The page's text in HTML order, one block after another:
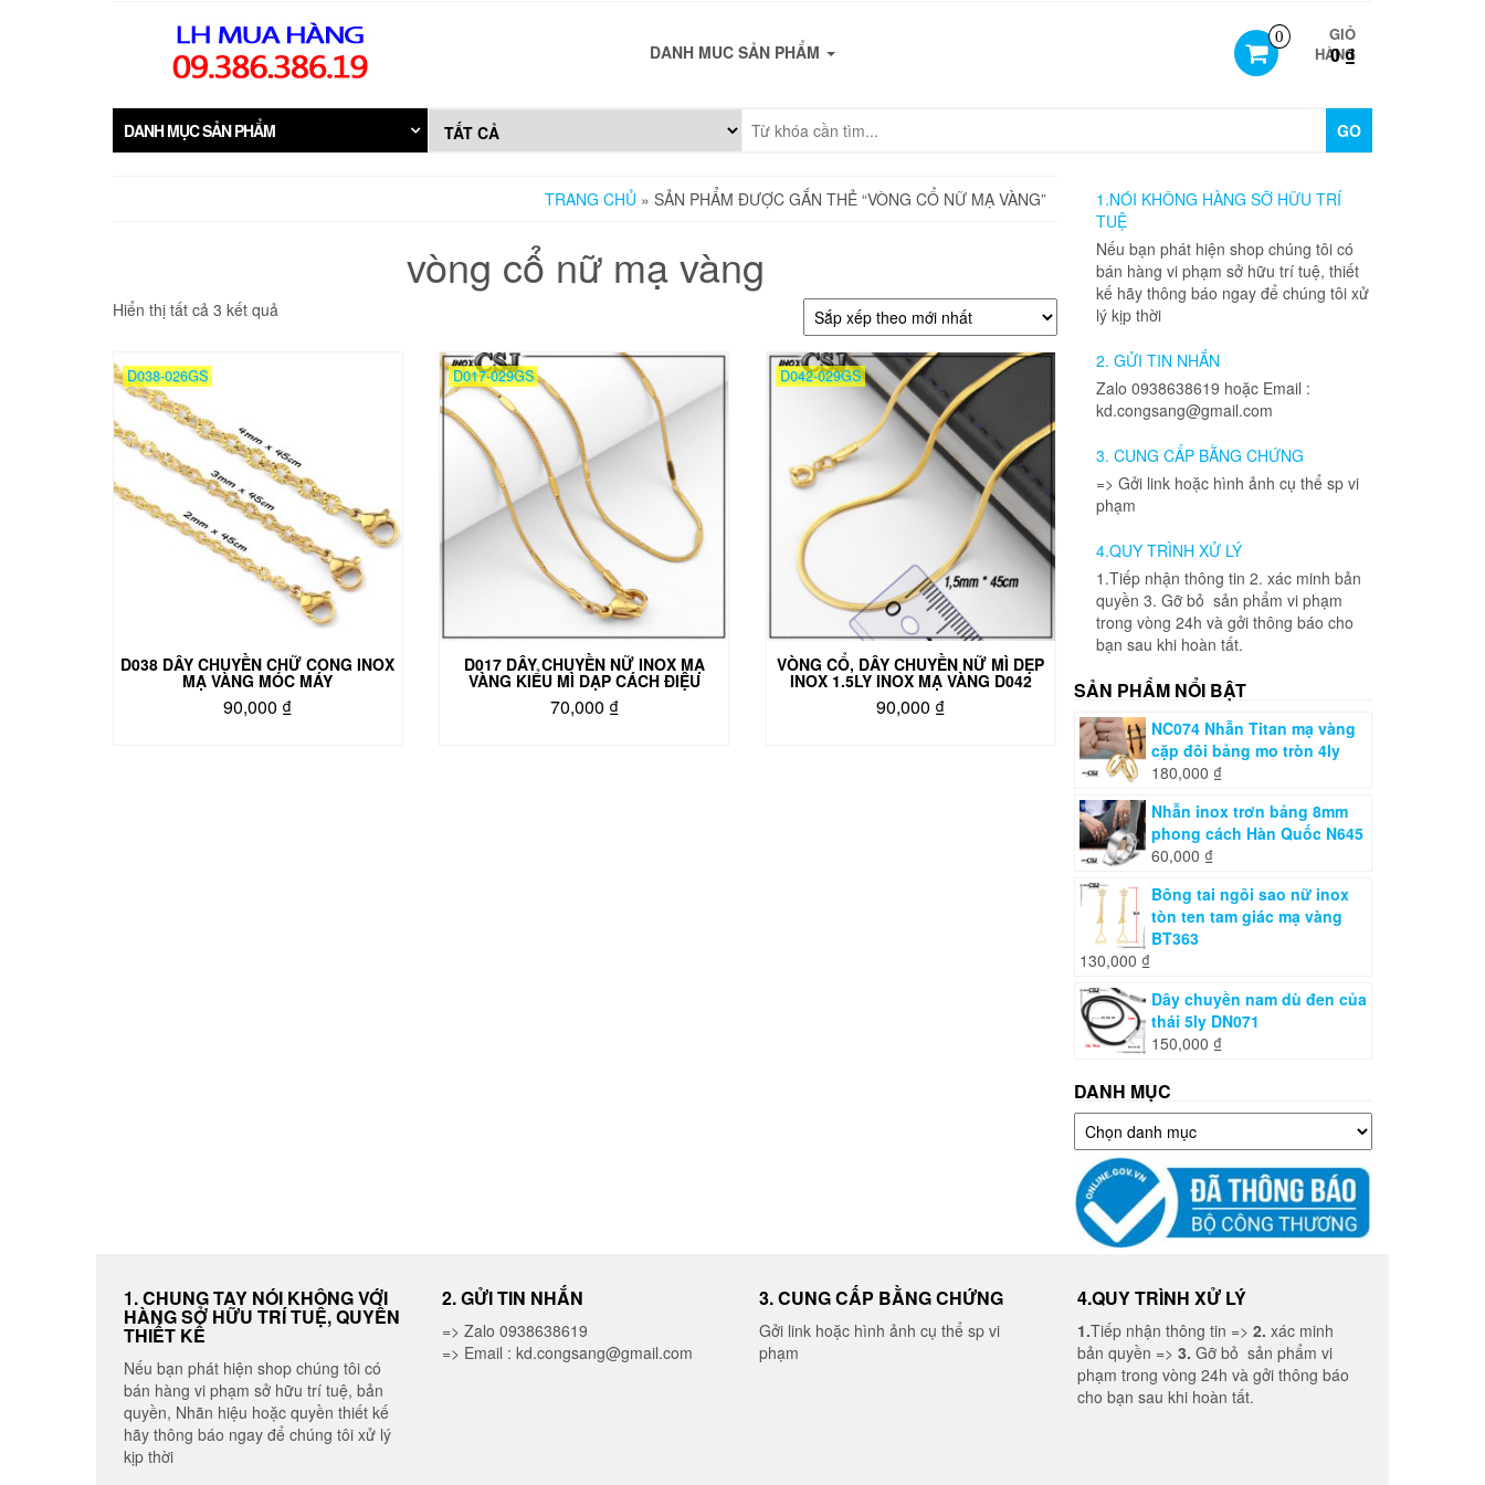
0
GIỎ
HÀNG
0 ₫
DANH MUC SẢN PHẨM
DANH MỤC SẢN PHẨM GO
TRANG CHỦ » SẢN PHẨM ĐƯỢC GẮN THẺ “VÒNG CỔ NỮ MẠ VÀNG”
vòng cổ nữ mạ vàng
Hiển thị tất cả 3 kết quả
D038-026GS
D038 DÂY CHUYỀN CHỮ CONG INOX
MẠ VÀNG MÓC MÁY
90,000 ₫
D017-029GS
D017 DÂY CHUYỀN NỮ INOX MẠ
VÀNG KIỂU MÌ DẠP CÁCH ĐIỆU
70,000 ₫
D042-029GS
VÒNG CỔ, DÂY CHUYỀN NỮ MÌ DẸP
INOX 1.5LY INOX MẠ VÀNG D042
90,000 ₫
1.NÓI KHÔNG HÀNG SỠ HỮU TRÍ
TUỆ
Nếu bạn phát hiện shop chúng tôi có
bán hàng vi phạm sở hữu trí tuệ, thiết
kế hãy thông báo ngay để chúng tôi xử
lý kịp thời
2. GỬI TIN NHẮN
Zalo 0938638619 hoặc Email :
kd.congsang@gmail.com
3. CUNG CẤP BẰNG CHỨNG
=> Gởi link hoặc hình ảnh cụ thể sp vi
phạm
4.QUY TRÌNH XỬ LÝ
1.Tiếp nhận thông tin 2. xác minh bản
quyền 3. Gỡ bỏ sản phẩm vi phạm
trong vòng 24h và gởi thông báo cho
bạn sau khi hoàn tất.
SẢN PHẨM NỔI BẬT
NC074 Nhẫn Titan mạ vàng
cặp đôi bảng mo tròn 4ly
180,000 ₫
Nhẫn inox trơn bảng 8mm
phong cách Hàn Quốc N645
60,000 ₫
Bông tai ngôi sao nữ inox
tòn ten tam giác mạ vàng
BT363
130,000 ₫
Dây chuyền nam dù đen của
thái 5ly DN071
150,000 ₫
DANH MỤC
Danh
mục
1. CHUNG TAY NÓI KHÔNG VỚI
HÀNG SỞ HỮU TRÍ TUỆ, QUYỀN
THIẾT KẾ
Nếu bạn phát hiện shop chúng tôi có
bán hàng vi phạm sở hữu trí tuệ, bản
quyền, Nhãn hiệu hoặc quyền thiết kế
hãy thông báo ngay để chúng tôi xử lý
kịp thời
2. GỬI TIN NHẮN
=> Zalo 0938638619
=> Email : kd.congsang@gmail.com
3. CUNG CẤP BẰNG CHỨNG
Gởi link hoặc hình ảnh cụ thể sp vi
phạm
4.QUY TRÌNH XỬ LÝ
1.Tiếp nhận thông tin => 2. xác minh
bản quyền => 3. Gỡ bỏ sản phẩm vi
phạm trong vòng 24h và gởi thông báo
cho bạn sau khi hoàn tất.